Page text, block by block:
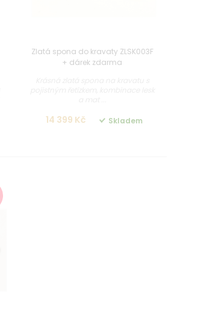
Zlatá spona do kravaty ZLSK003F
+ dárek zdarma
14 399 Kč Skladem